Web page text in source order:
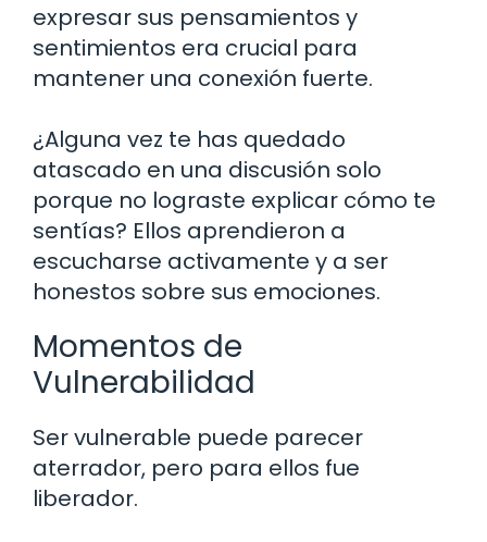
expresar sus pensamientos y
sentimientos era crucial para
mantener una conexión fuerte.
¿Alguna vez te has quedado
atascado en una discusión solo
porque no lograste explicar cómo te
sentías? Ellos aprendieron a
escucharse activamente y a ser
honestos sobre sus emociones.
Momentos de
Vulnerabilidad
Ser vulnerable puede parecer
aterrador, pero para ellos fue
liberador.